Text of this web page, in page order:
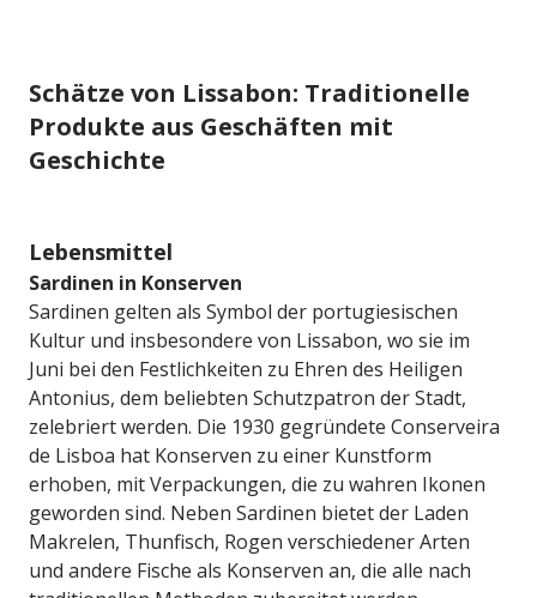
Schätze von Lissabon: Traditionelle
Produkte aus Geschäften mit
Geschichte
Lebensmittel
Sardinen in Konserven
Sardinen gelten als Symbol der portugiesischen
Kultur und insbesondere von Lissabon, wo sie im
Juni bei den Festlichkeiten zu Ehren des Heiligen
Antonius, dem beliebten Schutzpatron der Stadt,
zelebriert werden. Die 1930 gegründete Conserveira
de Lisboa hat Konserven zu einer Kunstform
erhoben, mit Verpackungen, die zu wahren Ikonen
geworden sind. Neben Sardinen bietet der Laden
Makrelen, Thunfisch, Rogen verschiedener Arten
und andere Fische als Konserven an, die alle nach